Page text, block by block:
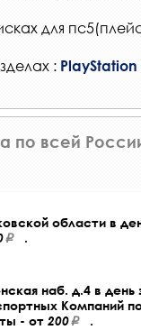
для
: PlayStation
по всей
области в
.
наб. д.4 в
Компаний
- от 200 .